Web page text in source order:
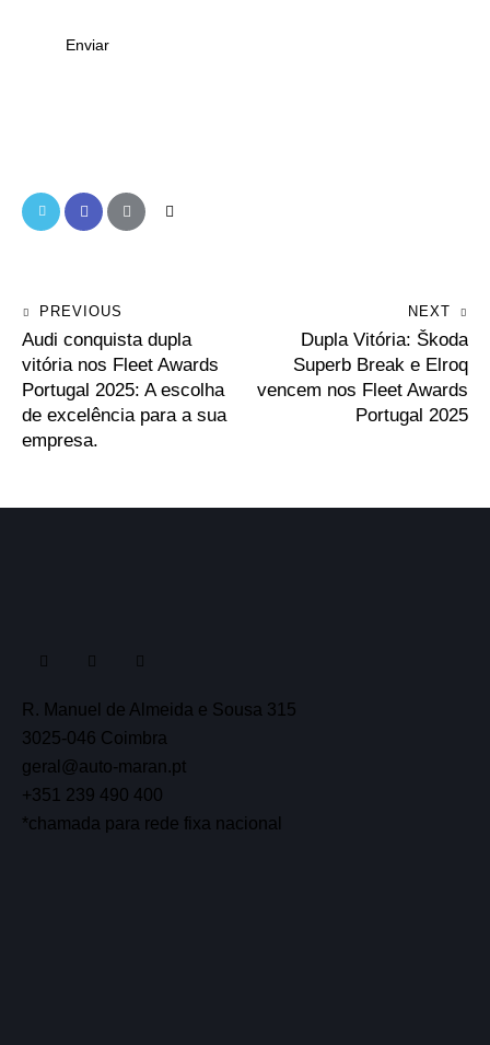
PREVIOUS
Audi conquista dupla
vitória nos Fleet Awards
Portugal 2025: A escolha
de excelência para a sua
empresa.
NEXT
Dupla Vitória: Škoda
Superb Break e Elroq
vencem nos Fleet Awards
Portugal 2025
R. Manuel de Almeida e Sousa 315
3025-046 Coimbra
geral@auto-maran.pt
+351 239 490 400
*chamada para rede fixa nacional